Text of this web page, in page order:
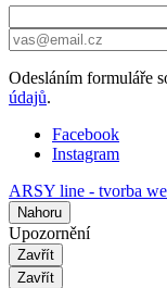
Odesláním formuláře
údajů.
Facebook
Instagram
ARSY line - tvorba
Nahoru
Upozornění
Zavřít
Zavřít